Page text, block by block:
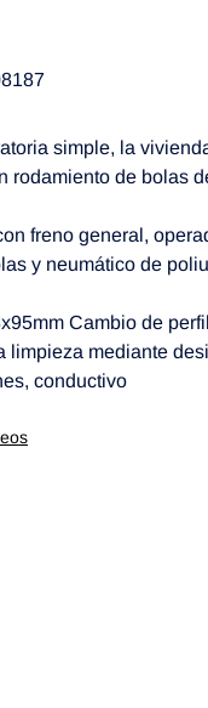
simple, la
rodamiento de bolas
freno general,
y neumático de
Cambio de
limpieza mediante
conductivo